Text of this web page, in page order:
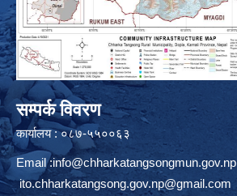
सम्पर्क विवरण
कार्यालय : ०८७-५५००६३
Email :info@chharkatangsongmun.gov.np
ito.chharkatangsong.gov.np@gmail.com